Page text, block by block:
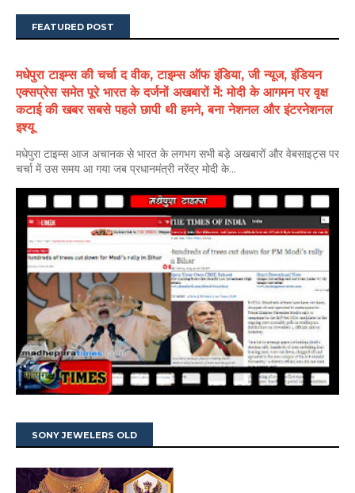
FEATURED POST
मधेपुरा टाइम्स की चर्चा द वीक, टाइम्स ऑफ इंडिया, जी न्यूज, इंडियन
एक्सप्रेस समेत पूरे भारत के दर्जनों अखबारों में: मोदी के आगमन पर वृक्ष
कटाई की खबर सबसे पहले छापी थी हमने, बना नेशनल और इंटरनेशनल
इश्यू
मधेपुरा टाइम्स आज अचानक से भारत के लगभग सभी बड़े अखबारों और वेबसाइट्स पर
चर्चा में उस समय आ गया जब प्रधानमंत्री नरेंद्र मोदी के...
SONY JEWELERS OLD